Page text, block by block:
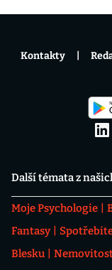
Další témata z
Moje Psychologie
Fantasy
Blesku
Kontakty